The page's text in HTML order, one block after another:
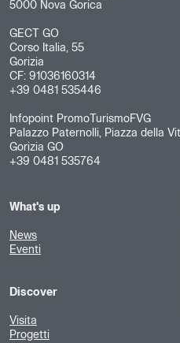
5000 Nova Gorica
GECT GO
Corso Italia, 55
Gorizia
CF: 91036160314
+39 0481 535446
Infopoint PromoTurismoFVG
Palazzo Paternolli, Piazza della
Gorizia GO
+39 0481 535764
What's up
News
Eventi
Discover
Visita
Progetti